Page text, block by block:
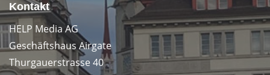
Kontakt
HELP Media AG
Geschäftshaus Airgate
Thurgauerstrasse 40